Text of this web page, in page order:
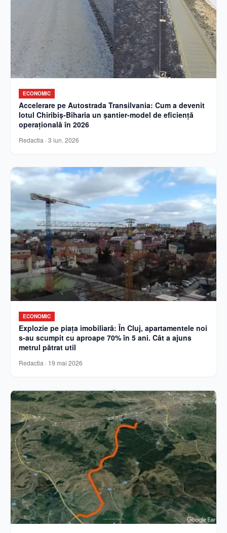
ECONOMIC
Accelerare pe Autostrada Transilvania: Cum a devenit
lotul Chiribiș-Biharia un șantier-model de eficiență
operațională în 2026
Redactia · 3 iun. 2026
ECONOMIC
Explozie pe piața imobiliară: În Cluj, apartamentele noi
s-au scumpit cu aproape 70% în 5 ani. Cât a ajuns
metrul pătrat util
Redactia · 19 mai 2026